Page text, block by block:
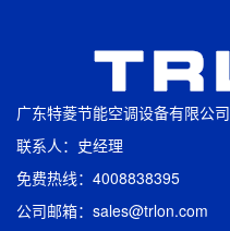
广东特菱节能空调设备有限公司
联系人：史经理
免费热线：4008838395
公司邮箱：sales@trlon.com